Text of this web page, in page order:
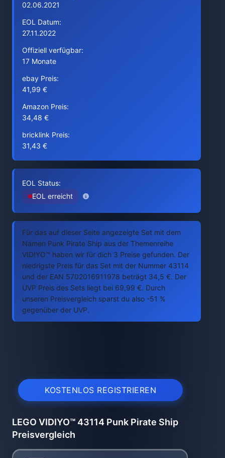
02.06.2021
EOL Datum:
27.11.2022
Offiziell verfügbar:
17 Monate
ebay Preis:
41,99 €
Amazon Preis:
34,48 €
bricklink Preis:
31,43 €
EOL Status:
EOL erreicht
Für das auf dieser Seite angezeigte Set mit dem
Namen Punk Pirate Ship aus der Themenreihe
VIDIYO™ haben wir für dich 3 Preise gefunden. Der
niedrigste Preis für das Set mit der Nummer 43114
und der EAN 5702016911978 beträgt 34,5 €. Der
UVP Preis des Sets liegt bei 69,99 €. Durch
unseren Preisvergleich sparst du also -51 %
gegenüber der UVP.
KOSTENLOS REGISTRIEREN
LEGO VIDIYO™ 43114 Punk Pirate Ship
Preisvergleich